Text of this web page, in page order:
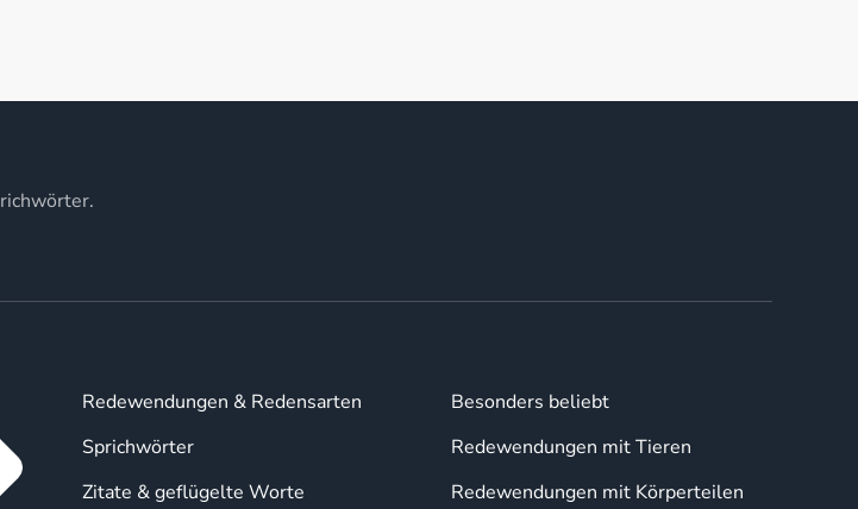
Redewendungen & Redensarten
Sprichwörter
Zitate & geflügelte Worte
Besonders beliebt
Redewendungen mit Tieren
Redewendungen mit Körperteilen